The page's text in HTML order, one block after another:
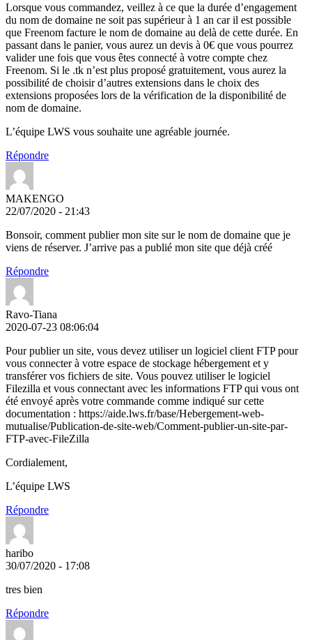
Lorsque vous commandez, veillez à ce que la durée d’engagement
du nom de domaine ne soit pas supérieur à 1 an car il est possible
que Freenom facture le nom de domaine au delà de cette durée. En
passant dans le panier, vous aurez un devis à 0€ que vous pourrez
valider une fois que vous êtes connecté à votre compte chez
Freenom. Si le .tk n’est plus proposé gratuitement, vous aurez la
possibilité de choisir d’autres extensions dans le choix des
extensions proposées lors de la vérification de la disponibilité de
nom de domaine.
L’équipe LWS vous souhaite une agréable journée.
Répondre
MAKENGO
22/07/2020 - 21:43
Bonsoir, comment publier mon site sur le nom de domaine que je
viens de réserver. J’arrive pas a publié mon site que déjà créé
Répondre
Ravo-Tiana
2020-07-23 08:06:04
Pour publier un site, vous devez utiliser un logiciel client FTP pour
vous connecter à votre espace de stockage hébergement et y
transférer vos fichiers de site. Vous pouvez utiliser le logiciel
Filezilla et vous connectant avec les informations FTP qui vous ont
été envoyé après votre commande comme indiqué sur cette
documentation : https://aide.lws.fr/base/Hebergement-web-
mutualise/Publication-de-site-web/Comment-publier-un-site-par-
FTP-avec-FileZilla
Cordialement,
L’équipe LWS
Répondre
haribo
30/07/2020 - 17:08
tres bien
Répondre